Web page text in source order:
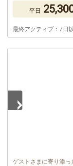
平日
最終アクティブ：7日
ゲストさまに寄り添